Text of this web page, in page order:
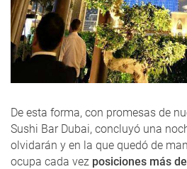
De esta forma, con promesas de
Sushi Bar Dubai, concluyó una
olvidarán y en la que quedó de
ocupa cada vez posiciones más